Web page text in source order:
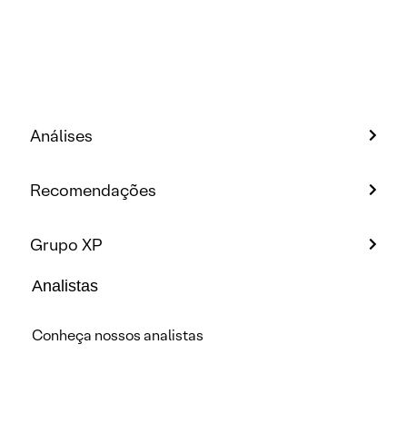
Análises
Recomendações
Grupo XP
Analistas
Conheça nossos analistas